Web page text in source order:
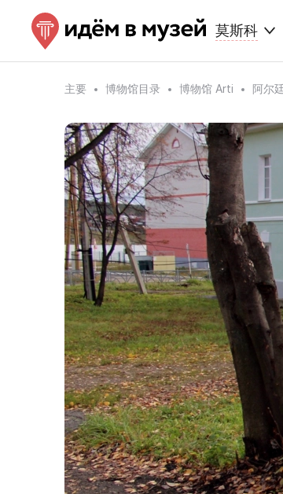
莫斯科
主要 博物馆目录 博物馆 Arti 阿尔